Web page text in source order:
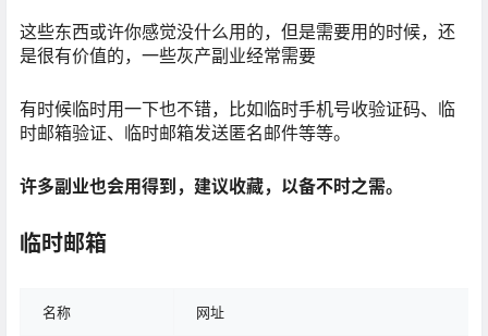
这些东西或许你感觉没什么用的，但是需要用的时候，还
是很有价值的，一些灰产副业经常需要
有时候临时用一下也不错，比如临时手机号收验证码、临
时邮箱验证、临时邮箱发送匿名邮件等等。
许多副业也会用得到，建议收藏，以备不时之需。
临时邮箱
名称 网址